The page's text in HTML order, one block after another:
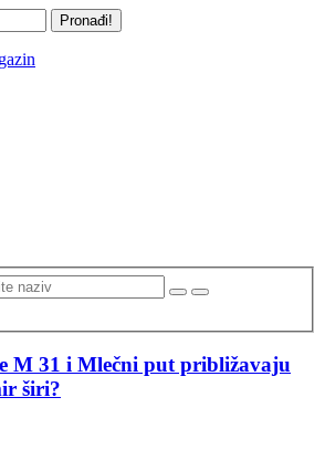
Pronađi!
M 31 i Mlečni put približavaju
širi?